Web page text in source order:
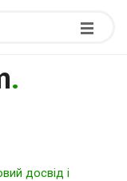
.
досвід і